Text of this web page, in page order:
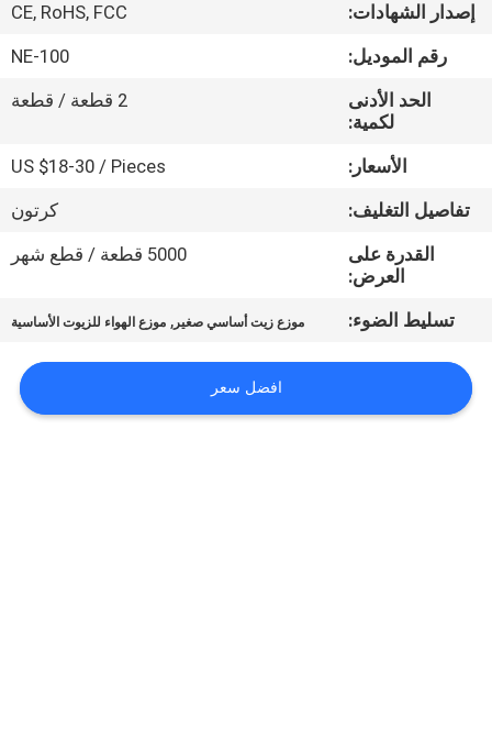
فيديو
عرض
الافتراضي
معلومات
جولة
في
المعمل
إصدار الشهادات:
CE, RoHS, FCC
رقم الموديل:
NE-100
الحد الأدنى
لكمية:
2 قطعة / قطعة
الأسعار:
US $18-30 / Pieces
تفاصيل التغليف:
كرتون
القدرة على
العرض:
5000 قطعة / قطع شهر
تسليط الضوء: موزع زيت أساسي صغير , موزع الهواء للزيوت الأساسية
افضل سعر